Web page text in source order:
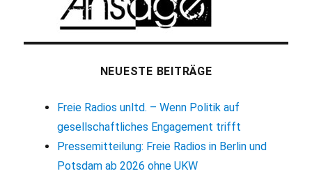
NEUESTE BEITRÄGE
Freie Radios unltd. – Wenn Politik auf
gesellschaftliches Engagement trifft
Pressemitteilung: Freie Radios in Berlin und
Potsdam ab 2026 ohne UKW